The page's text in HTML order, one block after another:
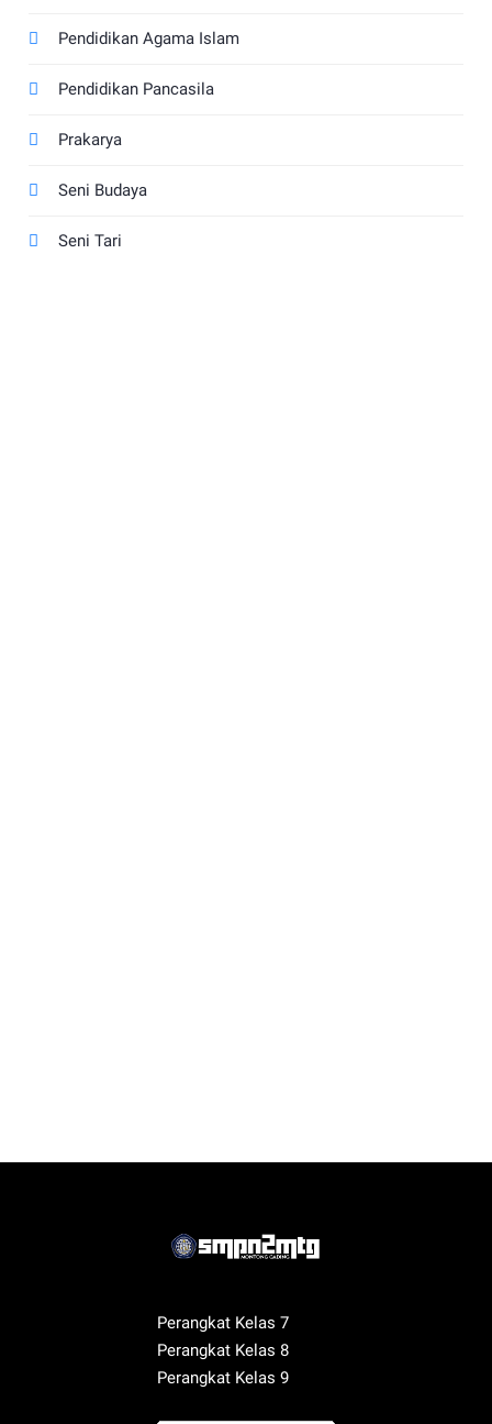
Pendidikan Agama Islam
Pendidikan Pancasila
Prakarya
Seni Budaya
Seni Tari
Perangkat Kelas 7
Perangkat Kelas 8
Perangkat Kelas 9